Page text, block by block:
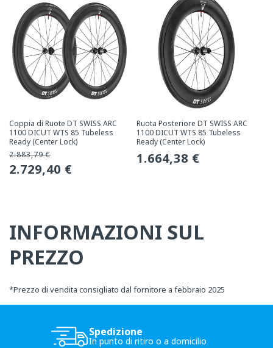
Coppia di Ruote DT SWISS ARC
1100 DICUT WTS 85 Tubeless
Ready (Center Lock)
Prezzo
normale
2.883,79 €
Prezzo
2.729,40 €
Ruota Posteriore DT SWISS ARC
1100 DICUT WTS 85 Tubeless
Ready (Center Lock)
Prezzo
1.664,38 €
INFORMAZIONI SUL
PREZZO
*Prezzo di vendita consigliato dal fornitore a febbraio 2025
Spedizione
In punto di ritiro o a domicilio